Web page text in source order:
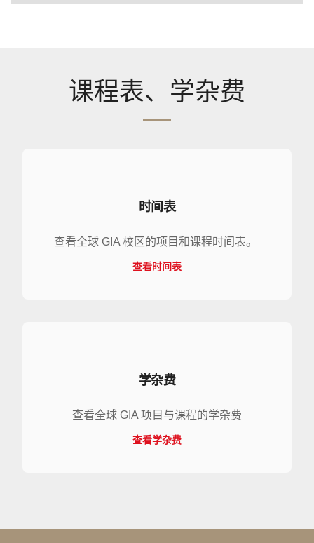
课程表、学杂费
时间表
查看全球 GIA 校区的项目和课程时间表。
查看时间表
学杂费
查看全球 GIA 项目与课程的学杂费
查看学杂费